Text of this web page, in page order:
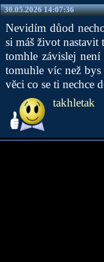
30.05.2026 14:07:36
Nevidím důod
si máš život nastavit
tomhle závislej
tomuhle víc než
věci co se ti nechce
takhletak